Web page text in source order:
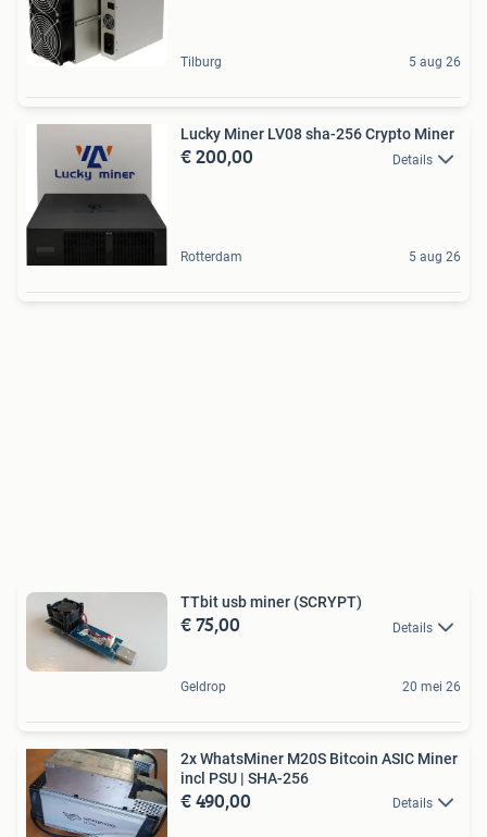
Tilburg 5 aug 26
Lucky Miner LV08 sha-256 Crypto Miner
€ 200,00 Details
Rotterdam 5 aug 26
TTbit usb miner (SCRYPT)
€ 75,00 Details
Geldrop 20 mei 26
2x WhatsMiner M20S Bitcoin ASIC Miner
incl PSU | SHA-256
€ 490,00 Details